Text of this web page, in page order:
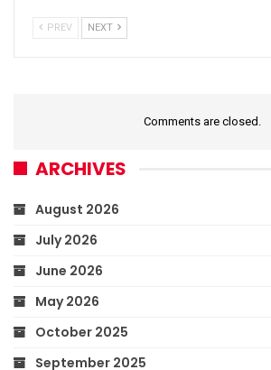
PREV NEXT
Comments are closed.
ARCHIVES
August 2026
July 2026
June 2026
May 2026
October 2025
September 2025